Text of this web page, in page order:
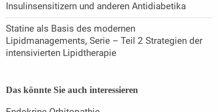
Insulinsensitizern und anderen Antidiabetika
Statine als Basis des modernen
Lipidmanagements, Serie – Teil 2 Strategien der
intensivierten Lipidtherapie
Das könnte Sie auch interessieren